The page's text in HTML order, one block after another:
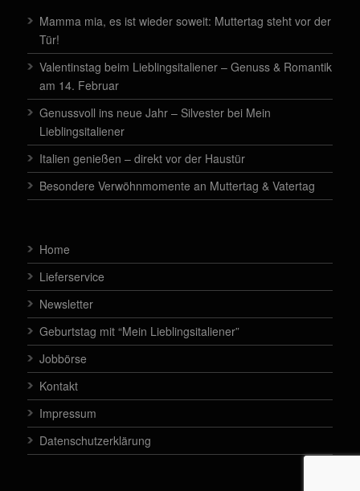
Mamma mia, es ist wieder soweit: Muttertag steht vor der
Tür!
Valentinstag beim Lieblingsitaliener – Genuss & Romantik
am 14. Februar
Genussvoll ins neue Jahr – Silvester bei Mein
Lieblingsitaliener
Italien genießen – direkt vor der Haustür
Besondere Verwöhnmomente an Muttertag & Vatertag
Home
Lieferservice
Newsletter
Geburtstag mit “Mein Lieblingsitaliener”
Jobbörse
Kontakt
Impressum
Datenschutzerklärung